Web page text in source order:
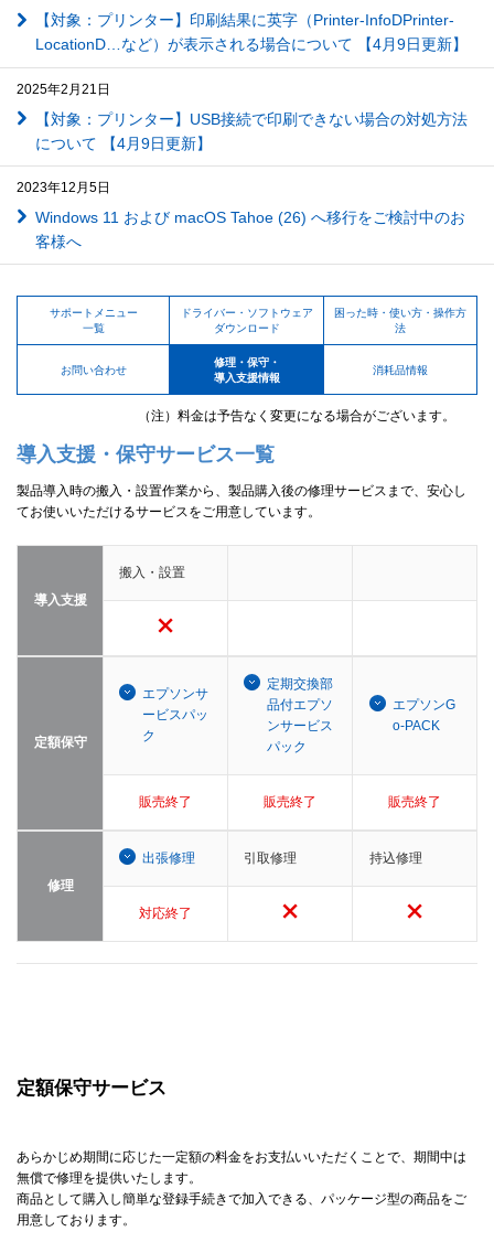
【対象：プリンター】印刷結果に英字（Printer-InfoDPrinter-
LocationD…など）が表示される場合について 【4月9日更新】
2025年2月21日
【対象：プリンター】USB接続で印刷できない場合の対処方法
について 【4月9日更新】
2023年12月5日
Windows 11 および macOS Tahoe (26) へ移行をご検討中のお
客様へ
サポートメニュー
一覧
ドライバー・ソフトウェア
ダウンロード
困った時・使い方・操作方
法
お問い合わせ
修理・保守・
導入支援情報
消耗品情報
（注）料金は予告なく変更になる場合がございます。
導入支援・保守サービス一覧
製品導入時の搬入・設置作業から、製品購入後の修理サービスまで、安心し
てお使いいただけるサービスをご用意しています。
導入支援
搬入・設置
定額保守
エプソンサ
ービスパッ
ク
定期交換部
品付エプソ
ンサービス
パック
エプソンG
o-PACK
販売終了 販売終了 販売終了
修理
出張修理 引取修理 持込修理
対応終了
定額保守サービス
あらかじめ期間に応じた一定額の料金をお支払いいただくことで、期間中は
無償で修理を提供いたします。
商品として購入し簡単な登録手続きで加入できる、パッケージ型の商品をご
用意しております。